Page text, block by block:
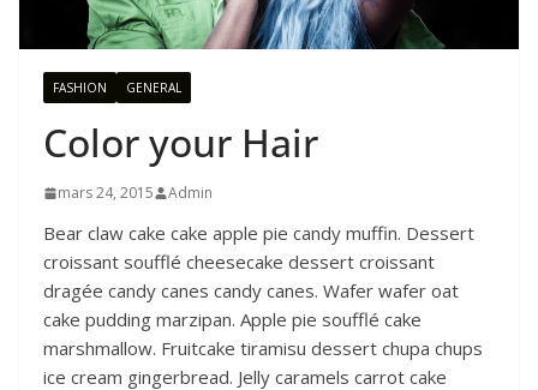
FASHION GENERAL
Color your Hair
mars 24, 2015 Admin
Bear claw cake cake apple pie candy muffin. Dessert
croissant soufflé cheesecake dessert croissant
dragée candy canes candy canes. Wafer wafer oat
cake pudding marzipan. Apple pie soufflé cake
marshmallow. Fruitcake tiramisu dessert chupa chups
ice cream gingerbread. Jelly caramels carrot cake